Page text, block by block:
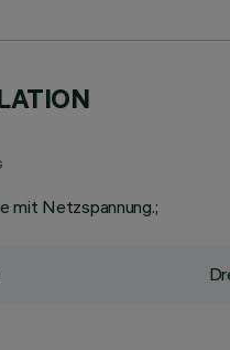
mit Netzspannung.;